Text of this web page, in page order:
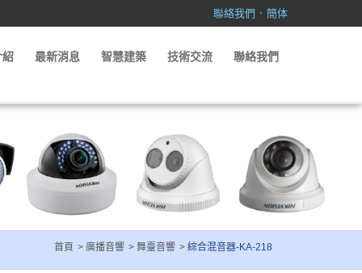
聯絡我們 ． 簡体
紹 最新消息 智慧建築 技術交流 聯絡我們
首頁 廣播音響 舞臺音響 綜合混音器-KA-218